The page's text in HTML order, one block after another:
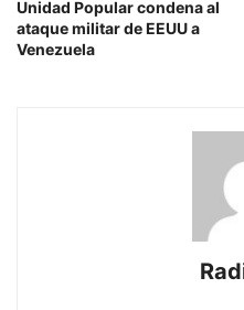
Unidad Popular condena al
ataque militar de EEUU a
Venezuela